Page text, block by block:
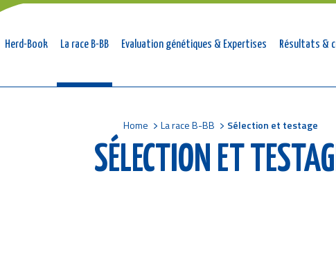
Navigation
Herd-Book La race B-BB Evaluation génétiques & Expertises Résultats &
Home La race B-BB Sélection et testage
SÉLECTION ET